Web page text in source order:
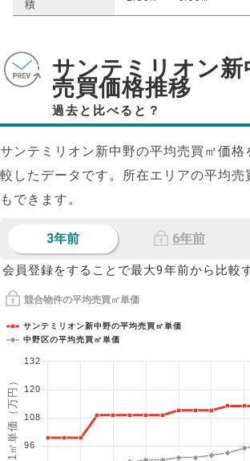
積
サンテミリオン新
売買価格推移
過去と比べると？
サンテミリオン新中野の平均売買㎡価格
較したデータです。所在エリアの平均売
もできます。
3年前 6年前
会員登録をすることで最大9年前から比較
競合物件の平均売買㎡単価
1㎡単価（万円）
サンテミリオン新中野の平均売買㎡単価
中野区の平均売買㎡単価
96
108
120
132